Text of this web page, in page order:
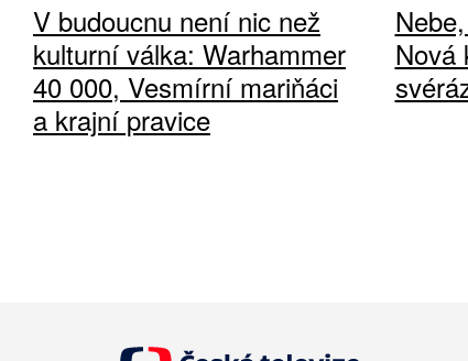
V budoucnu není nic než
kulturní válka: Warhammer
40 000, Vesmírní mariňáci
a krajní pravice
Nová